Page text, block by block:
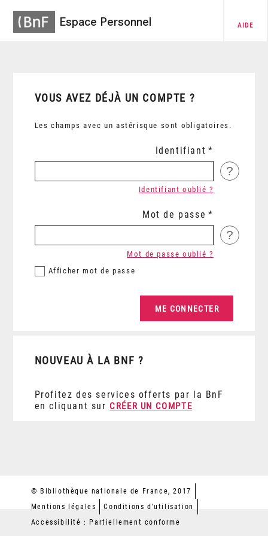
Espace Personnel AIDE
VOUS AVEZ DÉJÀ UN COMPTE ?
Les champs avec un astérisque sont obligatoires.
Identifiant
?
Identifiant oublié ?
Mot de passe
?
Afficher mot de passe
Mot de passe oublié ?
NOUVEAU À LA BNF ?
Profitez des services offerts par la BnF
en cliquant sur CRÉER UN COMPTE
© Bibliothèque nationale de France, 2017
Mentions légales
Conditions d'utilisation
Accessibilité : Partiellement conforme